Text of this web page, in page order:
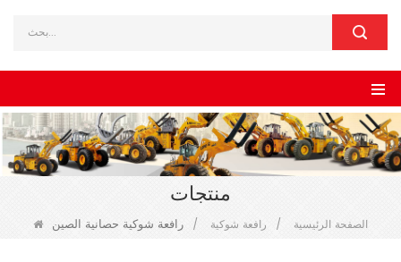
منتجات
الصفحة الرئيسية / رافعة شوكية / رافعة شوكية حصانية الصين